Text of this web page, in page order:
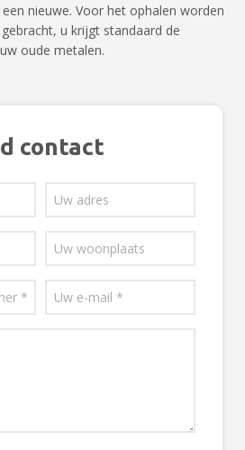
nieuwe. Voor het ophalen worden
u krijgt standaard de
oude metalen.
contact